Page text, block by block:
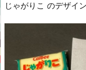
じゃがりこ のデザイ